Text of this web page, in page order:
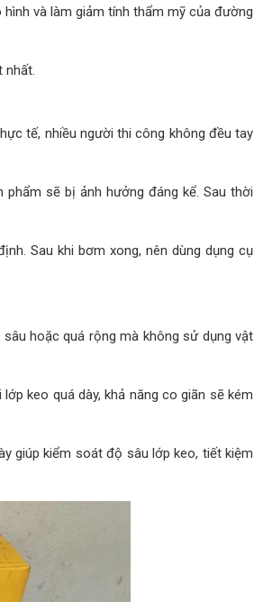
và làm giảm tính thẩm mỹ của đường
nhất.
tế, nhiều người thi công không đều tay
sẽ bị ảnh hưởng đáng kể. Sau thời
Sau khi bơm xong, nên dùng dụng cụ
hoặc quá rộng mà không sử dụng vật
keo quá dày, khả năng co giãn sẽ kém
giúp kiểm soát độ sâu lớp keo, tiết kiệm